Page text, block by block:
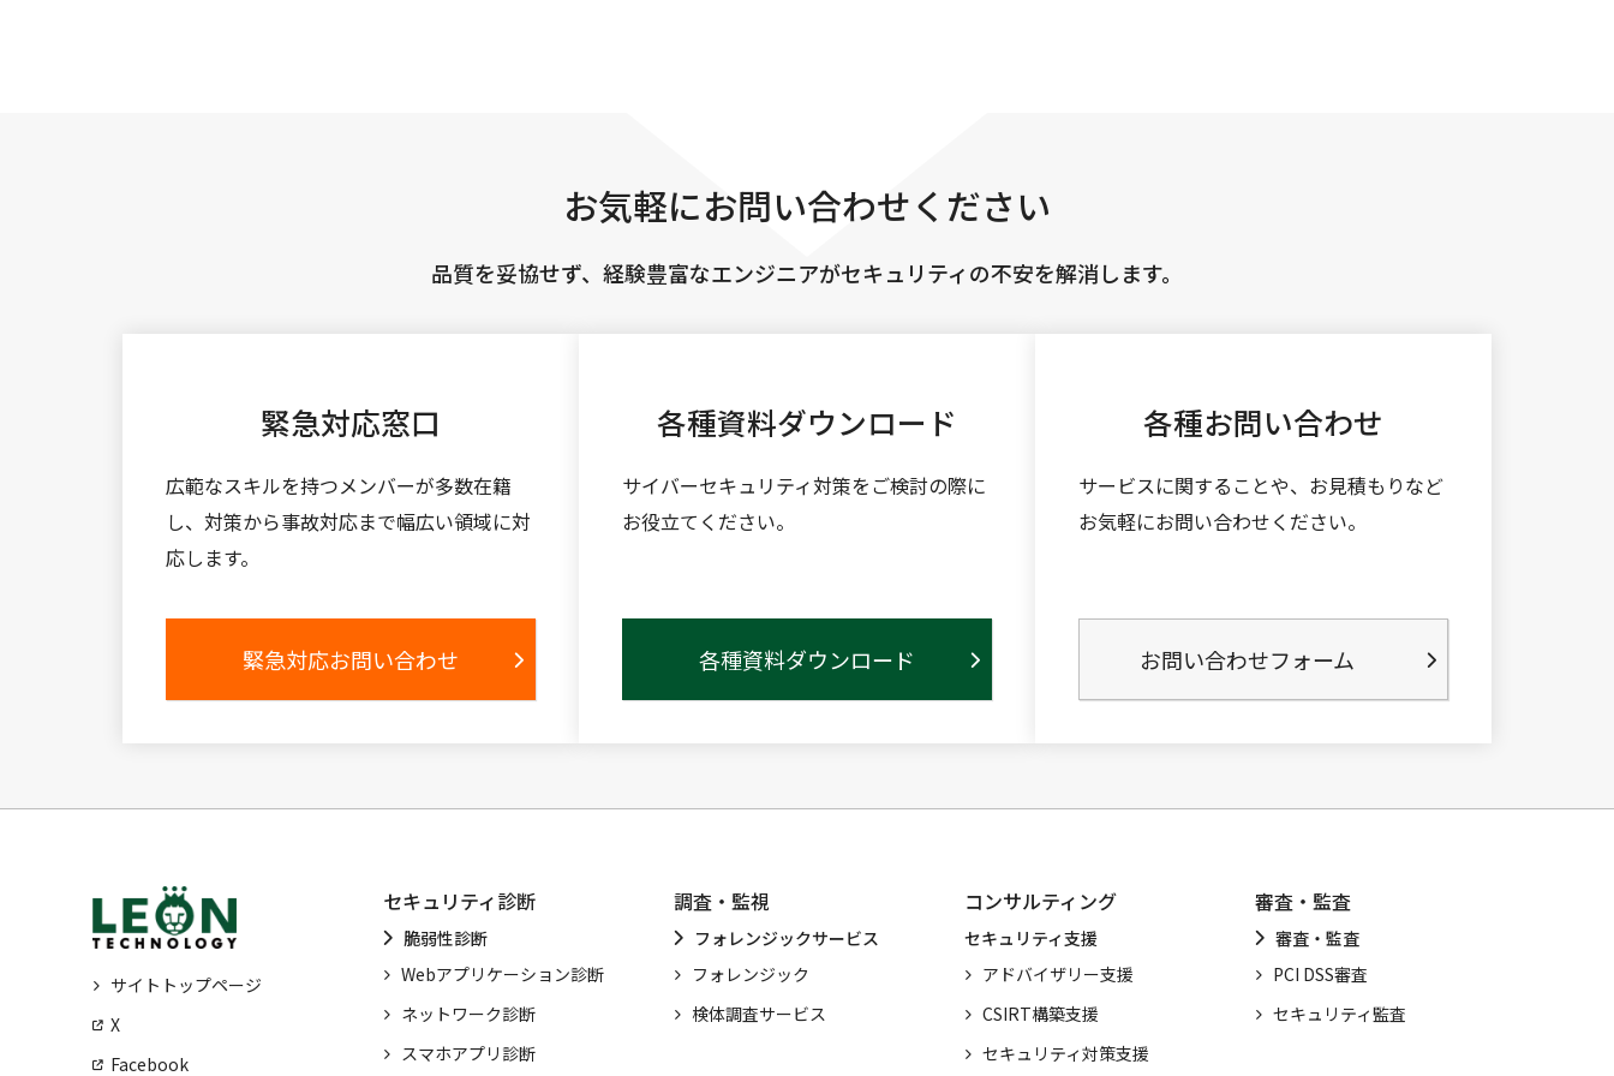
お気軽にお問い合わせください
品質を妥協せず、経験豊富なエンジニアがセキュリティの不安を解消します。
緊急対応窓口
広範なスキルを持つメンバーが多数在籍
し、対策から事故対応まで幅広い領域に対
応します。
緊急対応お問い合わせ
各種資料ダウンロード
サイバーセキュリティ対策をご検討の際に
お役立てください。
各種資料ダウンロード
各種お問い合わせ
サービスに関することや、お見積もりなど
お気軽にお問い合わせください。
お問い合わせフォーム
サイトトップページ
X
Facebook
セキュリティ診断
脆弱性診断
Webアプリケーション診断
ネットワーク診断
スマホアプリ診断
調査・監視
フォレンジックサービス
フォレンジック
検体調査サービス
コンサルティング
セキュリティ支援
アドバイザリー支援
CSIRT構築支援
セキュリティ対策支援
審査・監査
審査・監査
PCI DSS審査
セキュリティ監査